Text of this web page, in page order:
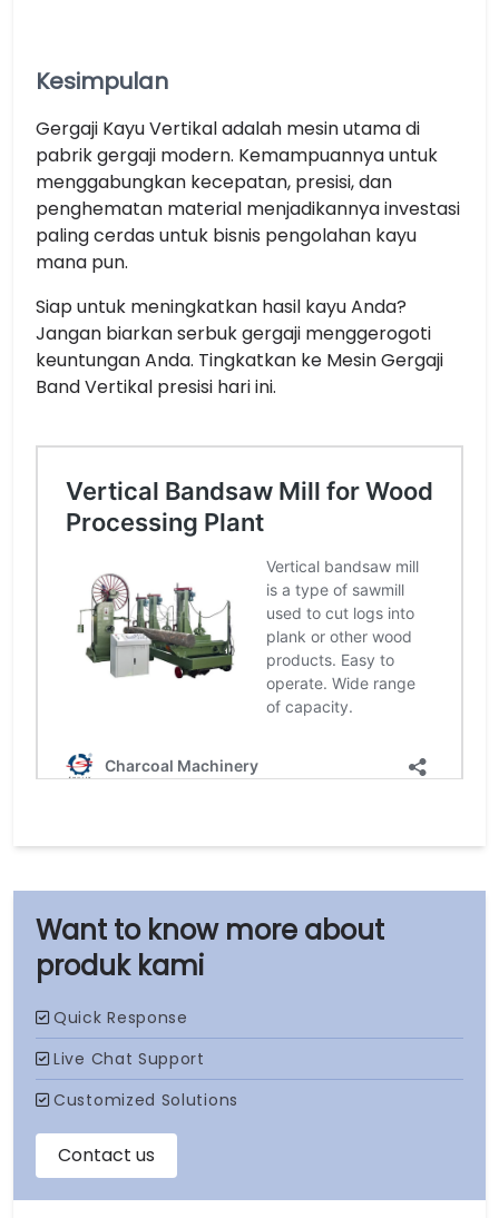
produk kami
Kesimpulan
Gergaji Kayu Vertikal adalah mesin utama di
pabrik gergaji modern. Kemampuannya untuk
menggabungkan kecepatan, presisi, dan
penghematan material menjadikannya investasi
paling cerdas untuk bisnis pengolahan kayu
mana pun.
Siap untuk meningkatkan hasil kayu Anda?
Jangan biarkan serbuk gergaji menggerogoti
keuntungan Anda. Tingkatkan ke Mesin Gergaji
Band Vertikal presisi hari ini.